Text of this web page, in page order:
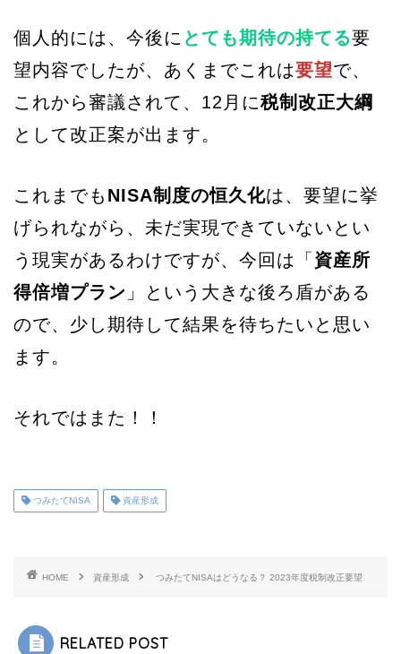
個人的には、今後に とても期待の持てる要
望内容でしたが、あくまでこれは要望で、
これから審議されて、12月に税制改正大綱
として改正案が出ます。
これまでも NISA制度の恒久化は、要望に挙
げられながら、未だ実現できていないとい
う現実があるわけですが、今回は「 資産所
得倍増プラン 」という大きな後ろ盾がある
ので、少し期待して結果を待ちたいと思い
ます。
それではまた！！
つみたてNISA 資産形成
HOME 資産形成 つみたてNISAはどうなる？ 2023年度税制改正要望
RELATED POST